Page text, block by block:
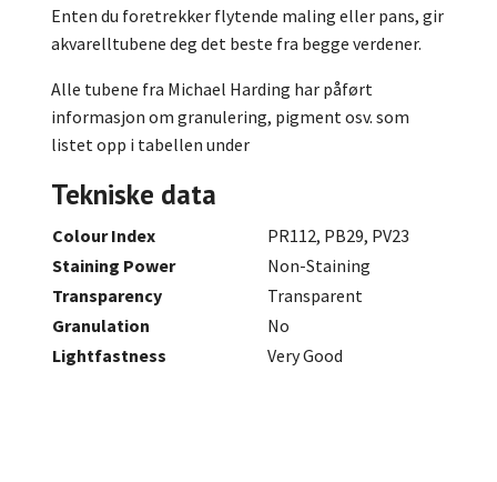
Enten du foretrekker flytende maling eller pans, gir
akvarelltubene deg det beste fra begge verdener.
Alle tubene fra Michael Harding har påført
informasjon om granulering, pigment osv. som
listet opp i tabellen under
Tekniske data
Colour Index
PR112, PB29, PV23
Staining Power
Non-Staining
Transparency
Transparent
Granulation
No
Lightfastness
Very Good